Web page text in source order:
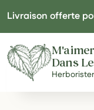
Livraison offerte
M'aimer
Dans